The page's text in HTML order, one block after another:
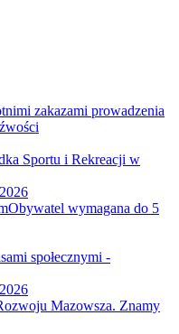
zakazami prowadzenia
Sportu i Rekreacji w
wymagana do 5
społecznymi -
Mazowsza. Znamy